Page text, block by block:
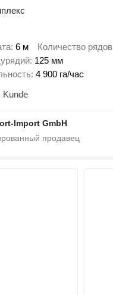
6 м Количество рядов
125 мм
4 900 га/час
Kunde
Import GmbH